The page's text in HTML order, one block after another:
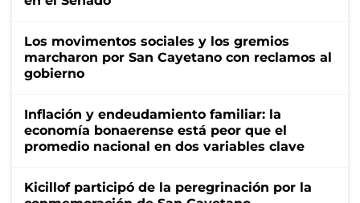
Los movimentos sociales y los gremios
marcharon por San Cayetano con reclamos al
gobierno
Inflación y endeudamiento familiar: la
economía bonaerense está peor que el
promedio nacional en dos variables clave
Kicillof participó de la peregrinación por la